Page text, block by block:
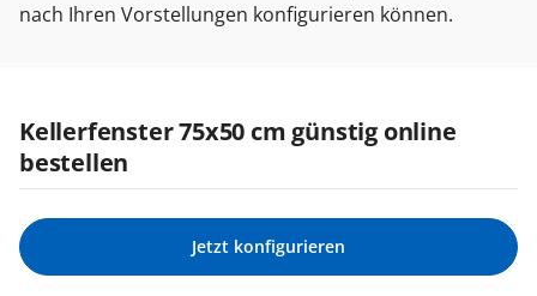
nach Ihren Vorstellungen konfigurieren können.
Kellerfenster 75x50 cm günstig online
bestellen
Jetzt konfigurieren